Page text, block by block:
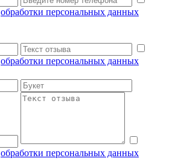
обработки персональных данных
обработки персональных данных
обработки персональных данных